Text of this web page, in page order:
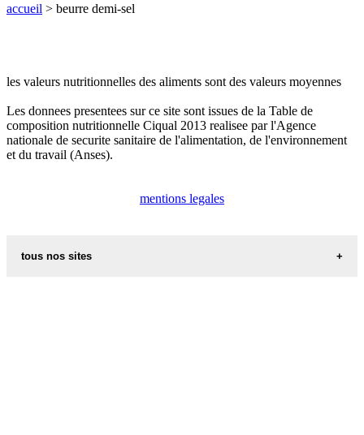
accueil > beurre demi-sel
les valeurs nutritionnelles des aliments sont des valeurs moyennes
Les donnees presentees sur ce site sont issues de la Table de
composition nutritionnelle Ciqual 2013 realisee par l'Agence
nationale de securite sanitaire de l'alimentation, de l'environnement
et du travail (Anses).
mentions legales
tous nos sites